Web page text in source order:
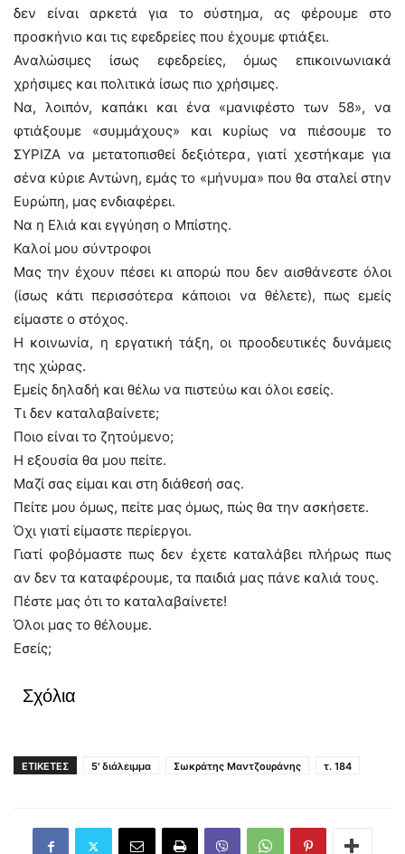
δεν είναι αρκετά για το σύστημα, ας φέρουμε στο
προσκήνιο και τις εφεδρείες που έχουμε φτιάξει.
Αναλώσιμες ίσως εφεδρείες, όμως επικοινωνιακά
χρήσιμες και πολιτικά ίσως πιο χρήσιμες.
Να, λοιπόν, καπάκι και ένα «μανιφέστο των 58», να
φτιάξουμε «συμμάχους» και κυρίως να πιέσουμε το
ΣΥΡΙΖΑ να μετατοπισθεί δεξιότερα, γιατί χεστήκαμε για
σένα κύριε Αντώνη, εμάς το «μήνυμα» που θα σταλεί στην
Ευρώπη, μας ενδιαφέρει.
Να η Ελιά και εγγύηση ο Μπίστης.
Καλοί μου σύντροφοι
Μας την έχουν πέσει κι απορώ που δεν αισθάνεστε όλοι
(ίσως κάτι περισσότερα κάποιοι να θέλετε), πως εμείς
είμαστε ο στόχος.
Η κοινωνία, η εργατική τάξη, οι προοδευτικές δυνάμεις
της χώρας.
Εμείς δηλαδή και θέλω να πιστεύω και όλοι εσείς.
Τι δεν καταλαβαίνετε;
Ποιο είναι το ζητούμενο;
Η εξουσία θα μου πείτε.
Μαζί σας είμαι και στη διάθεσή σας.
Πείτε μου όμως, πείτε μας όμως, πώς θα την ασκήσετε.
Όχι γιατί είμαστε περίεργοι.
Γιατί φοβόμαστε πως δεν έχετε καταλάβει πλήρως πως
αν δεν τα καταφέρουμε, τα παιδιά μας πάνε καλιά τους.
Πέστε μας ότι το καταλαβαίνετε!
Όλοι μας το θέλουμε.
Εσείς;
Σχόλια
ΕΤΙΚΕΤΕΣ 5' διάλειμμα Σωκράτης Μαντζουράνης τ. 184